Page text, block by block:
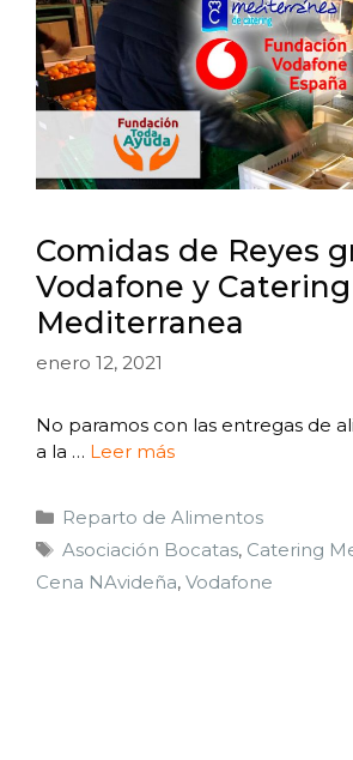
Comidas de Reyes
Vodafone y Catering
Mediterranea
enero 12, 2021
No paramos con las entregas de
a la … Leer más
Reparto de Alimentos
Asociación Bocatas, Catering
Cena NAvideña, Vodafone